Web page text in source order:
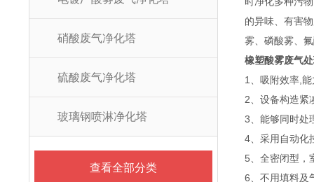
硝酸废气净化塔
硫酸废气净化塔
玻璃钢喷淋净化塔
查看全部分类
的异味、有害
雾、磷酸雾、
橡塑酸雾废气
1、吸附效率,
2、设备构造紧
3、能够同时处
4、采用自动化
5、全密闭型，
6、不用填料及